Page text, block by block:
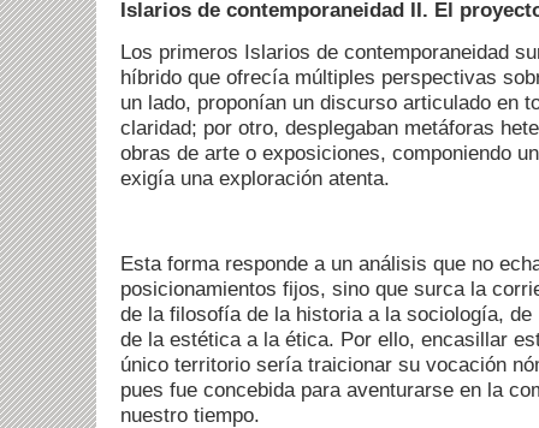
Islarios de contemporaneidad II. El
Los primeros Islarios de contemporaneidad
híbrido que ofrecía múltiples perspectivas
un lado, proponían un discurso articulado en
claridad; por otro, desplegaban metáforas
obras de arte o exposiciones, componiendo
exigía una exploración atenta.
Esta forma responde a un análisis que no
posicionamientos fijos, sino que surca la
de la filosofía de la historia a la sociología,
de la estética a la ética. Por ello, encasillar
único territorio sería traicionar su vocación
pues fue concebida para aventurarse en la
nuestro tiempo.